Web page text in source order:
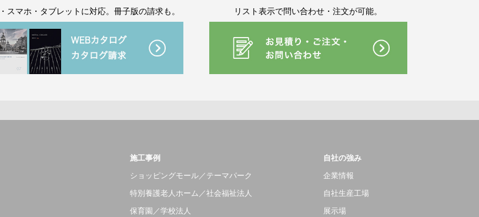
スマホ・タブレットに対応。冊子版の請求も。 リスト表示で問い合わせ・注文が可能。
施工事例
ショッピングモール／テーマパーク
特別養護老人ホーム／社会福祉法人
保育園／学校法人
自社の強み
企業情報
自社生産工場
展示場